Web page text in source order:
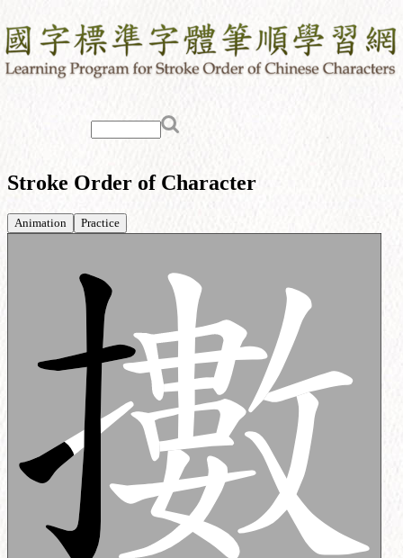
Stroke Order of Character
Animation Practice